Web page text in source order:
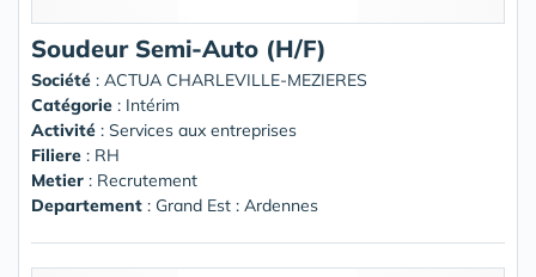
Soudeur Semi-Auto (H/F)
Société : ACTUA CHARLEVILLE-MEZIERES
Catégorie : Intérim
Activité : Services aux entreprises
Filiere : RH
Metier : Recrutement
Departement : Grand Est : Ardennes